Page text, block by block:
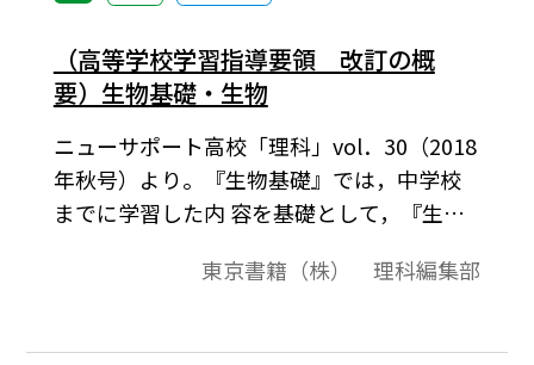
（高等学校学習指導要領 改訂の概
要）生物基礎・生物
ニューサポート高校「理科」vol．30（2018
年秋号）より。『生物基礎』では，中学校
までに学習した内 容を基礎として，『生
基礎』との関連を図りながら， 「理科の見
察，実験を行うことなどを通して，科学的
東京書籍（株） 理科編集部